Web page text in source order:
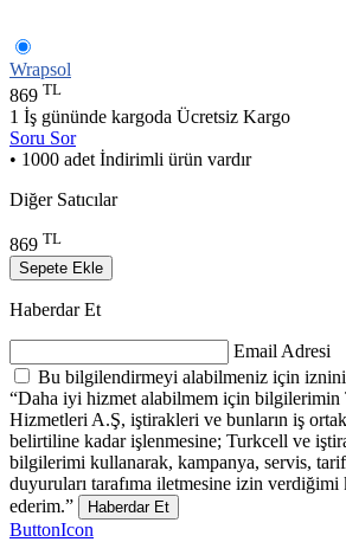
Wrapsol
869 TL
1 İş gününde kargoda Ücretsiz Kargo
Soru Sor
• 1000 adet İndirimli ürün vardır
Diğer Satıcılar
869 TL
Sepete Ekle
Haberdar Et
Email Adresi
Bu bilgilendirmeyi alabilmeniz için
“Daha iyi hizmet alabilmem için
Hizmetleri A.Ş, iştirakleri ve bunların iş
belirtiline kadar işlenmesine; Turkcell ve
bilgilerimi kullanarak, kampanya, servis,
duyuruları tarafıma iletmesine izin
ederim.”
Haberdar Et
ButtonIcon